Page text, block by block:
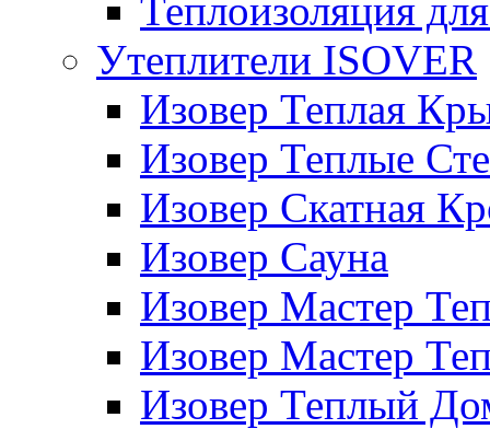
Теплоизоляция
Утеплители ISOVER
Изовер Теплая
Изовер Теплые
Изовер Скатная
Изовер Сауна
Изовер Мастер
Изовер Мастер
Изовер Теплый